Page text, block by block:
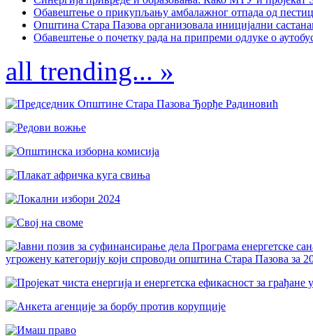
Обавештење о прикупљању амбалажног отпада од
Општина Стара Пазова организовала иницијални
Обавештење о почетку рада на припреми одлуке о
all trending... »